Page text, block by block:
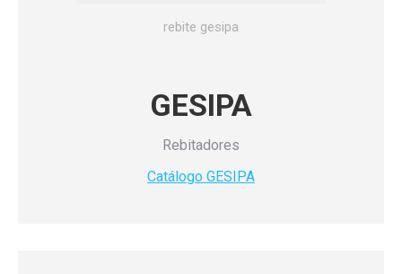
rebite gesipa
GESIPA
Rebitadores
Catálogo GESIPA